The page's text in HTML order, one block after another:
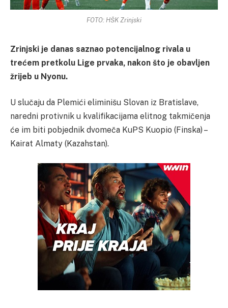
FOTO: HŠK Zrinjski
Zrinjski je danas saznao potencijalnog rivala u
trećem pretkolu Lige prvaka, nakon što je obavljen
žrijeb u Nyonu.
U slučaju da Plemići eliminišu Slovan iz Bratislave,
naredni protivnik u kvalifikacijama elitnog takmičenja
će im biti pobjednik dvomeča KuPS Kuopio (Finska) –
Kairat Almaty (Kazahstan).